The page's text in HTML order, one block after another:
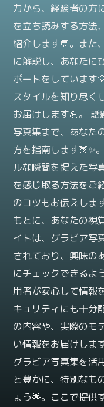
力から、経験者の方
を立ち読みする方法
紹介します💬。また
に解説し、あなたに
ポートをしています
スタイルを知り尽く
お届けします💪。
写真集まで、あなた
方を指南します🍑✨
ルな瞬間を捉えた写
を感じ取る方法をご
のコツもお伝えしま
もとに、あなたの視
イトは、グラビア写
されており、興味の
にチェックできるよ
用者が安心して情報
キュリティにも十分
の内容や、実際のモ
い情報をお届けしま
グラビア写真集を活
と豊かに、特別なも
ょう🌟。ここで提供